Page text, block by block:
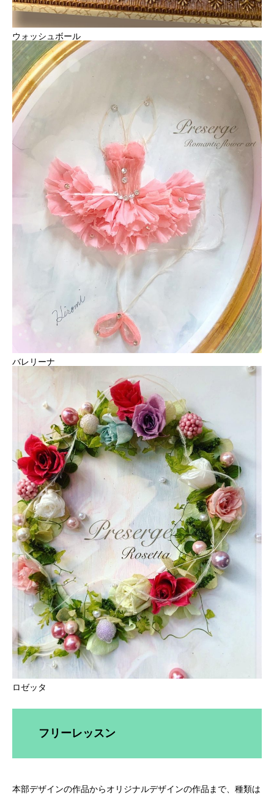
ウォッシュボール
バレリーナ
ロゼッタ
フリーレッスン
本部デザインの作品からオリジナルデザインの作品まで、種類は